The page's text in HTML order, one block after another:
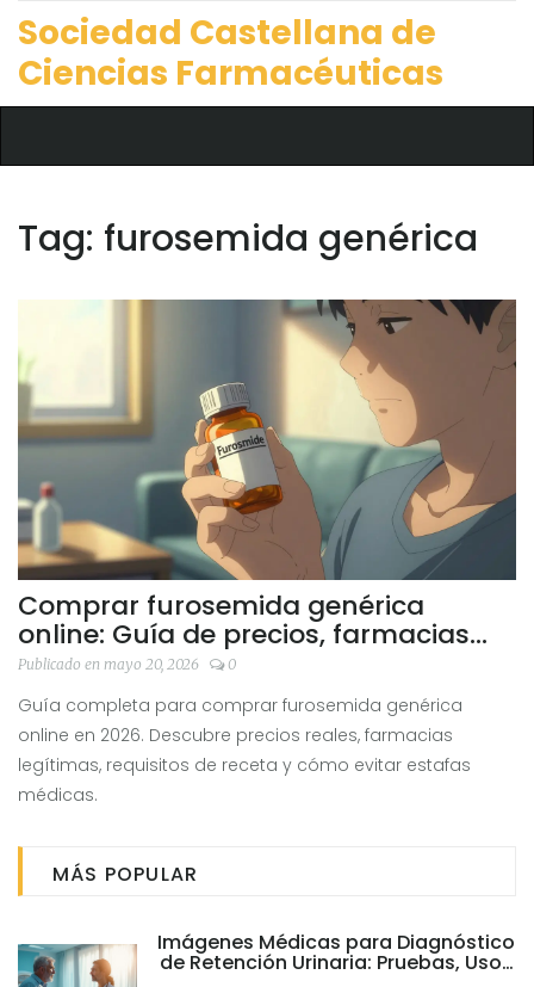
Sociedad Castellana de
Ciencias Farmacéuticas
Tag: furosemida genérica
Comprar furosemida genérica
online: Guía de precios, farmacias
legítimas y requisitos de receta en
2026
Publicado en mayo 20, 2026 0
Guía completa para comprar furosemida genérica
online en 2026. Descubre precios reales, farmacias
legítimas, requisitos de receta y cómo evitar estafas
médicas.
MÁS POPULAR
Imágenes Médicas para Diagnóstico
de Retención Urinaria: Pruebas, Usos